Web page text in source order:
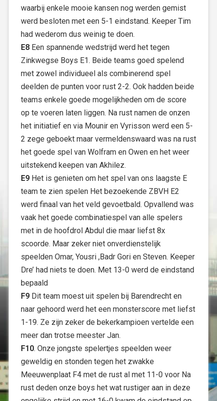
waarbij enkele mooie kansen nog werden gemist
werd besloten met een 5-1 eindstand. Keeper Tim
had wederom dus weinig te doen.
E8 Een spannende wedstrijd werd het tegen
Zinkwegse Boys E1. Beide teams goed spelend
met zowel individueel als combinerend spel
deelden de punten voor rust 2-2. Ook hadden beide
teams enkele goede mogelijkheden om de score
op te voeren laten liggen. Na rust namen de onzen
het initiatief en via Mounir en Vyrisson werd een 5-
2 zege geboekt maar vermeldenswaard was na rust
het goede spel van Wolfram en Owen en het weer
uitstekend keepen van Akhilez.
E9 Het is genieten om het spel van ons laagste E
team te zien spelen Het bezoekende ZBVH E2
werd finaal van het veld gevoetbald. Opvallend was
vaak het goede combinatiespel van alle spelers
met in de hoofdrol Abdul die maar liefst 8x
scoorde. Maar zeker niet onverdienstelijk
speelden Omar, Yousri ,Badr Gori en Steven. Keeper
Dre’ had niets te doen. Met 13-0 werd de eindstand
bepaald
F9 Dit team moest uit spelen bij Barendrecht en
naar gehoord werd het een monsterscore met liefst
1-19. Ze zijn zeker de bekerkampioen vertelde een
meer dan trotse meester Jan.
F10. Onze jongste spelertjes speelden weer
geweldig en stonden tegen het zwakke
Meeuwenplaat F4 met de rust al met 11-0 voor Na
rust deden onze boys het wat rustiger aan in deze